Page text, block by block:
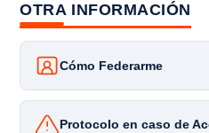
OTRA INFORMACIÓN
Cómo Federarme
Protocolo en caso de